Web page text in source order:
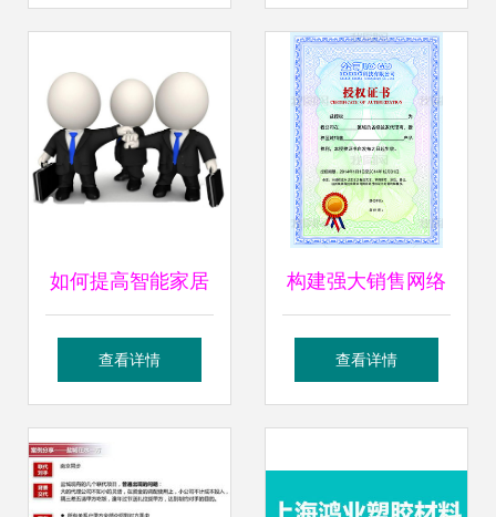
石
如何提高智能家居
销售额？销售代理
心方法
查看详情
构建强大销售网络
精选代理素材与模
查看详情